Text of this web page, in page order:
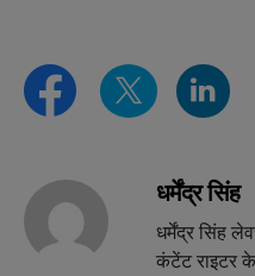
धर्मेंद्र सिंह
धर्मेंद्र सिंह
कंटेंट राइटर